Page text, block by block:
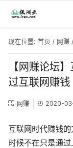
现在位置: 首页 / 网赚 /
【网赚论坛
过互联网赚钱
网赚 2020-
互联网时代赚钱
时候不在只是通